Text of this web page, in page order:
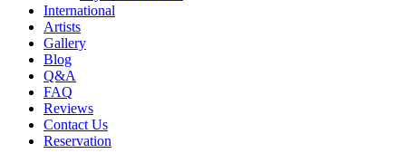
International
Artists
Gallery
Blog
Q&A
FAQ
Reviews
Contact Us
Reservation